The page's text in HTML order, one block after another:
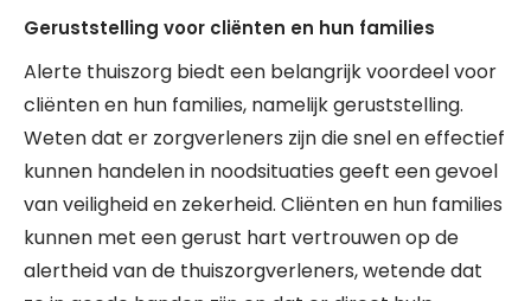
Geruststelling voor cliënten en hun families
Alerte thuiszorg biedt een belangrijk voordeel voor
cliënten en hun families, namelijk geruststelling.
Weten dat er zorgverleners zijn die snel en effectief
kunnen handelen in noodsituaties geeft een gevoel
van veiligheid en zekerheid. Cliënten en hun families
kunnen met een gerust hart vertrouwen op de
alertheid van de thuiszorgverleners, wetende dat